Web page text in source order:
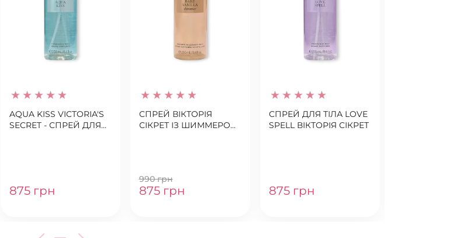
AQUA KISS VICTORIA'S
SECRET - СПРЕЙ ДЛЯ
875 грн
CПРЕЙ ВІКТОРІЯ
СІКРЕТ ІЗ ШИММЕРОМ
990 грн
875 грн
СПРЕЙ ДЛЯ ТІЛА LOVE
SPELL ВІКТОРІЯ СІКРЕТ
875 грн